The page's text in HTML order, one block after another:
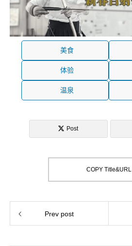
美食
体验
温泉
Post
COPY Title&URL
Prev post